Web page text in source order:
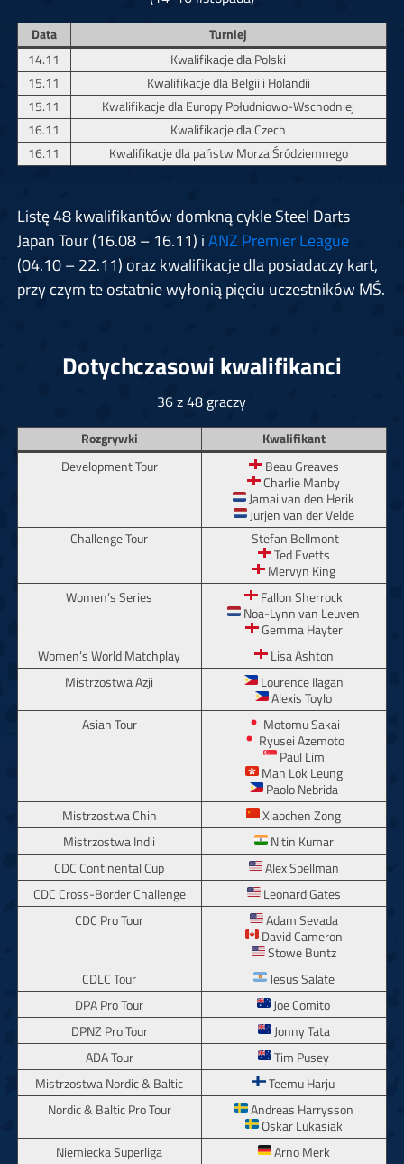
Data
Turniej
14.11
Kwalifikacje dla Polski
15.11
Kwalifikacje dla Belgii i Holandii
15.11
Kwalifikacje dla Europy Południowo-Wschodniej
16.11
Kwalifikacje dla Czech
16.11
Kwalifikacje dla państw Morza Śródziemnego
Listę 48 kwalifikantów domkną cykle Steel Darts
Japan Tour (16.08 – 16.11) iANZ Premier League
(04.10 – 22.11) oraz kwalifikacje dla posiadaczy kart,
przy czym te ostatnie wyłonią pięciu uczestników MŚ.
Dotychczasowi kwalifikanci
36 z 48 graczy
Rozgrywki
Kwalifikant
Development Tour
Beau Greaves
Charlie Manby
Jamai van den Herik
Jurjen van der Velde
Challenge Tour
Stefan Bellmont
Ted Evetts
Mervyn King
Women’s Series
Fallon Sherrock
Noa-Lynn van Leuven
Gemma Hayter
Women’s World Matchplay
Lisa Ashton
Mistrzostwa Azji
Lourence Ilagan
Alexis Toylo
Asian Tour
Motomu Sakai
Ryusei Azemoto
Paul Lim
Man Lok Leung
Paolo Nebrida
Mistrzostwa Chin
Xiaochen Zong
Mistrzostwa Indii
Nitin Kumar
CDC Continental Cup
Alex Spellman
CDC Cross-Border Challenge
Leonard Gates
CDC Pro Tour
Adam Sevada
David Cameron
Stowe Buntz
CDLC Tour
Jesus Salate
DPA Pro Tour
Joe Comito
DPNZ Pro Tour
Jonny Tata
ADA Tour
Tim Pusey
Mistrzostwa Nordic & Baltic
Teemu Harju
Nordic & Baltic Pro Tour
Andreas Harrysson
Oskar Lukasiak
Niemiecka Superliga
Arno Merk